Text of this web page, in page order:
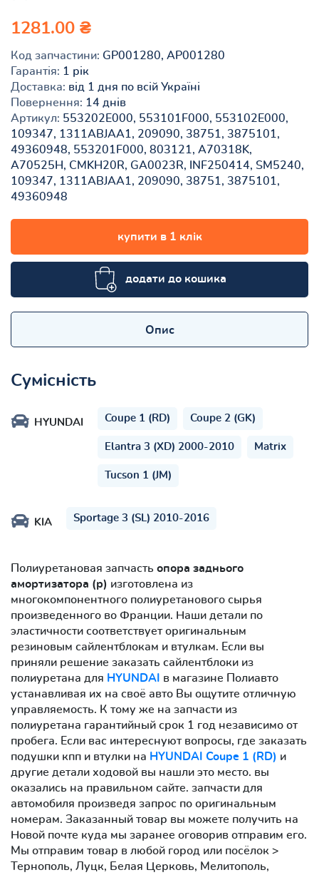
1281.00 ₴
Код запчастини: GP001280, AP001280
Гарантія: 1 рік
Доставка: від 1 дня по всій Україні
Повернення: 14 днів
Артикул: 553202E000, 553101F000, 553102E000,
109347, 1311ABJAA1, 209090, 38751, 3875101,
49360948, 553201F000, 803121, A70318K,
A70525H, CMKH20R, GA0023R, INF250414, SM5240,
109347, 1311ABJAA1, 209090, 38751, 3875101,
49360948
купити в 1 клік
додати до кошика
Опис
Сумісність
HYUNDAI Coupe 1 (RD) Coupe 2 (GK)
Elantra 3 (XD) 2000-2010 Matrix
Tucson 1 (JM)
KIA Sportage 3 (SL) 2010-2016
Полиуретановая запчасть опора заднього
амортизатора (р) изготовлена из
многокомпонентного полиуретанового сырья
произведенного во Франции. Наши детали по
эластичности соответствует оригинальным
резиновым сайлентблокам и втулкам. Если вы
приняли решение заказать сайлентблоки из
полиуретана для HYUNDAI
в магазине Полиавто
устанавливая их на своё авто Вы ощутите отличную
управляемость. К тому же на запчасти из
полиуретана гарантийный срок 1 год независимо от
пробега. Если вас интереснуют вопросы, где заказать
подушки кпп и втулки на HYUNDAI Coupe 1 (RD) и
другие детали ходовой вы нашли это место. вы
оказались на правильном сайте. запчасти для
автомобиля произведя запрос по оригинальным
номерам. Заказанный товар вы можете получить на
Новой почте куда мы заранее оговорив отправим его.
Мы отправим товар в любой город или посёлок >
Тернополь, Луцк, Белая Церковь, Мелитополь,